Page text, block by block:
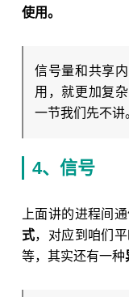
使用。
信号量和共享
用，就更加复
一节我们先不讲
4、信号
上面讲的进程间通
式，对应到咱们
等，其实还有一种